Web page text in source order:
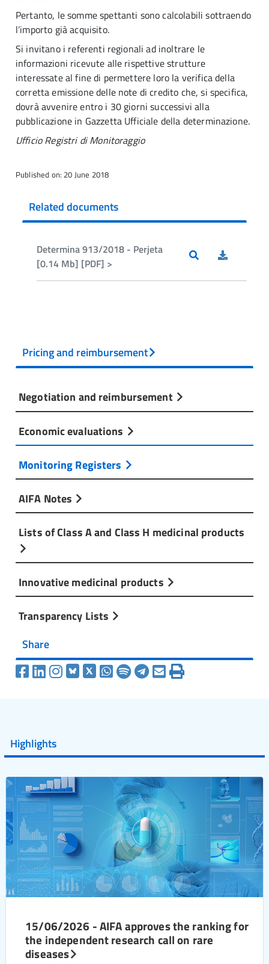
Pertanto, le somme spettanti sono calcolabili sottraendo
l’importo già acquisito.
Si invitano i referenti regionali ad inoltrare le
informazioni ricevute alle rispettive strutture
interessate al fine di permettere loro la verifica della
corretta emissione delle note di credito che, si specifica,
dovrà avvenire entro i 30 giorni successivi alla
pubblicazione in Gazzetta Ufficiale della determinazione.
Ufficio Registri di Monitoraggio
Published on: 20 June 2018
Related documents
Determina 913/2018 - Perjeta
[0.14 Mb] [PDF] >
Pricing and reimbursement
Negotiation and reimbursement
Economic evaluations
Monitoring Registers
AIFA Notes
Lists of Class A and Class H medicinal products
Innovative medicinal products
Transparency Lists
Share
Highlights
15/06/2026 - AIFA approves the ranking for
the independent research call on rare
diseases